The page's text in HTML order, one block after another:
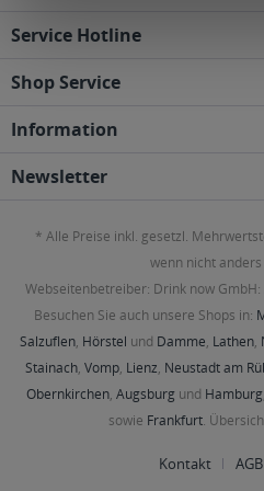
Service Hotline
Shop Service
Information
Newsletter
* Alle Preise inkl. gesetzl.
wenn nicht
Webseitenbetreiber: Drink now GmbH:
Besuchen Sie auch unsere Shops in:
Salzuflen, Hörstel und Damme, Lathen,
Stainach, Vomp, Lienz, Neustadt am
Obernkirchen, Augsburg und Hamburg
sowie Frankfurt.
Kontakt